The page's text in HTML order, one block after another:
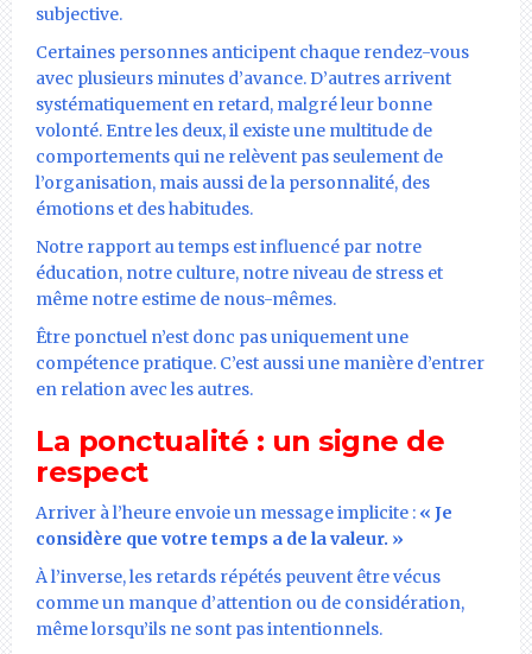
subjective.
Certaines personnes anticipent chaque rendez-vous
avec plusieurs minutes d’avance. D’autres arrivent
systématiquement en retard, malgré leur bonne
volonté. Entre les deux, il existe une multitude de
comportements qui ne relèvent pas seulement de
l’organisation, mais aussi de la personnalité, des
émotions et des habitudes.
Notre rapport au temps est influencé par notre
éducation, notre culture, notre niveau de stress et
même notre estime de nous-mêmes.
Être ponctuel n’est donc pas uniquement une
compétence pratique. C’est aussi une manière d’entrer
en relation avec les autres.
La ponctualité : un signe de
respect
Arriver à l’heure envoie un message implicite : « Je
considère que votre temps a de la valeur. »
À l’inverse, les retards répétés peuvent être vécus
comme un manque d’attention ou de considération,
même lorsqu’ils ne sont pas intentionnels.